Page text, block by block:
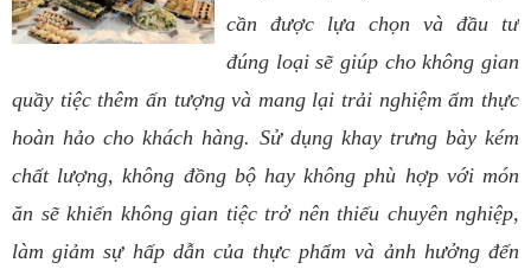
cần được lựa chọn và đầu tư
đúng loại sẽ giúp cho không gian
quầy tiệc thêm ấn tượng và mang lại trải nghiệm ẩm thực
hoàn hảo cho khách hàng. Sử dụng khay trưng bày kém
chất lượng, không đồng bộ hay không phù hợp với món
ăn sẽ khiến không gian tiệc trở nên thiếu chuyên nghiệp,
làm giảm sự hấp dẫn của thực phẩm và ảnh hưởng đến